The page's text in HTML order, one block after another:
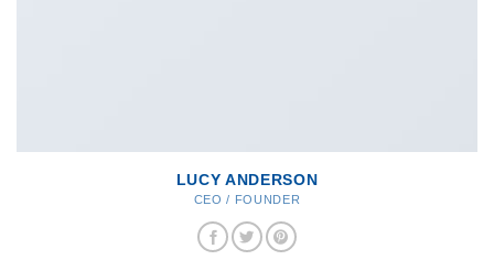
LUCY ANDERSON
CEO / FOUNDER